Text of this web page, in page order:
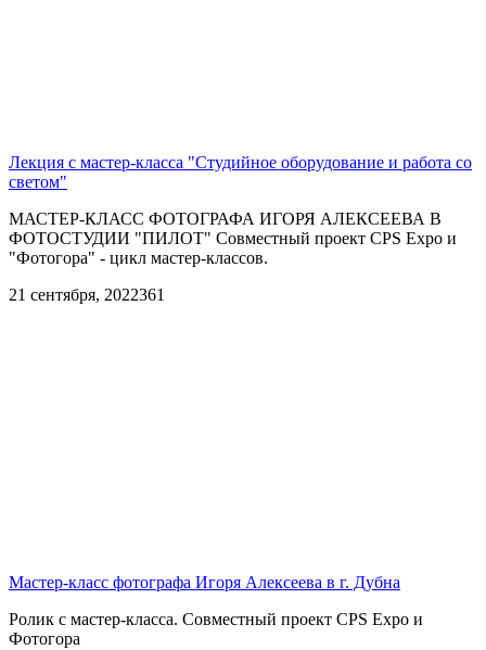
Лекция с мастер-класса "Студийное оборудование и работа со
светом"
МАСТЕР-КЛАСС ФОТОГРАФА ИГОРЯ АЛЕКСЕЕВА В
ФОТОСТУДИИ "ПИЛОТ" Совместный проект CPS Expo и
"Фотогора" - цикл мастер-классов.
21 сентября, 2022361
Мастер-класс фотографа Игоря Алексеева в г. Дубна
Ролик с мастер-класса. Совместный проект CPS Expo и
Фотогора